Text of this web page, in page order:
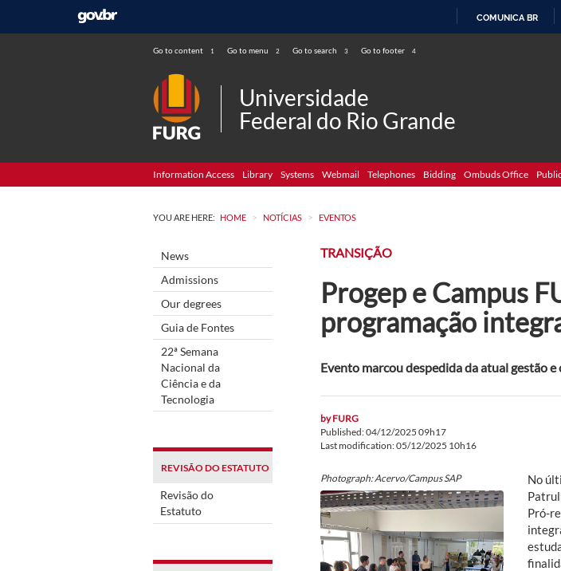
COMUNICA BR
Go to content 1 Go to menu 2 Go to search 3 Go to footer 4
Universidade
Federal do Rio Grande
Information Access Library Systems Webmail Telephones Bidding Ombuds Office
YOU ARE HERE: HOME > NOTÍCIAS > EVENTOS
News
Admissions
Our degrees
Guia de Fontes
22ª Semana
Nacional da
Ciência e da
Tecnologia
REVISÃO DO ESTATUTO
Revisão do
Estatuto
TRANSIÇÃO
Progep e Campus
programação
Evento marcou despedida da atual gestão
byFURG
Published: 04/12/2025 09h17
Last modification: 05/12/2025 10h16
Photograph: Acervo/Campus SAP
No
Pró-